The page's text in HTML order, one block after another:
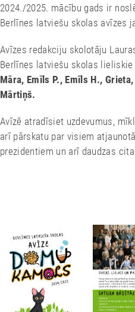
2024./2025. mācību gads ir
Berlīnes latviešu skolas avīzes
Avīzes redakciju skolotāju
Berlīnes latviešu skolas
Māra, Emīls P., Emīls H.,
Mārtiņš.
Avīzē atradīsiet uzdevumus,
arī pārskatu par visiem
prezidentiem un arī daudzas